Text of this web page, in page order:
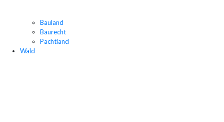
Bauland
Baurecht
Pachtland
Wald